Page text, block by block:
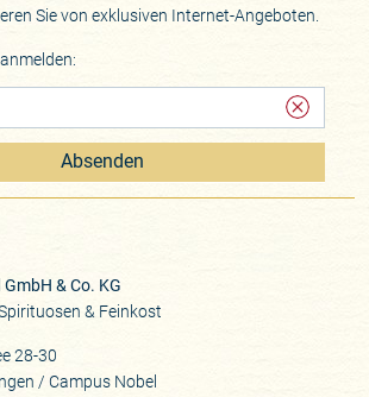
Sie von exklusiven Internet-Angeboten.
Absenden
& Co. KG
& Feinkost
28-30
/ Campus Nobel